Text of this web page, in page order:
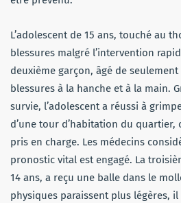
L’adolescent de 15 ans, touché au
blessures malgré l’intervention
deuxième garçon, âgé de
blessures à la hanche et à la main.
survie, l’adolescent a réussi à
d’une tour d’habitation du quartier,
pris en charge. Les médecins
pronostic vital est engagé. La
14 ans, a reçu une balle dans le
physiques paraissent plus légères,